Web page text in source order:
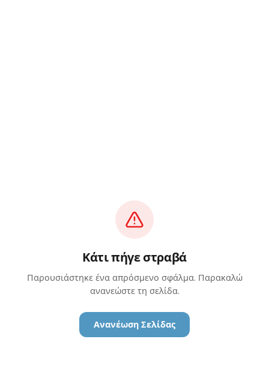
Κάτι πήγε στραβά
Παρουσιάστηκε ένα απρόσμενο σφάλμα. Παρακαλώ
ανανεώστε τη σελίδα.
Ανανέωση Σελίδας